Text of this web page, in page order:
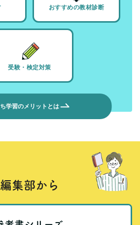
おすすめの教材診断
受験・検定対策
学習のメリットとは
編集部から